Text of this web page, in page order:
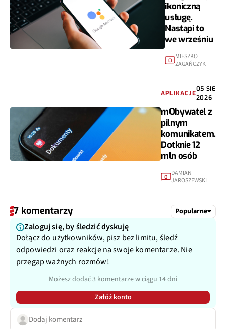
ikoniczną
usługę.
Nastąpi to
we wrześniu
0
MIESZKO
ZAGAŃCZYK
APLIKACJE
05 SIE
2026
mObywatel z
pilnym
komunikatem.
Dotknie 12
mln osób
0
DAMIAN
JAROSZEWSKI
7 komentarzy Popularne
Zaloguj się, by śledzić dyskuję
Dołącz do użytkowników, pisz bez limitu, śledź
odpowiedzi oraz reakcje na swoje komentarze. Nie
przegap ważnych rozmów!
Możesz dodać 3 komentarze w ciągu 14 dni
Załóż konto
Dodaj komentarz